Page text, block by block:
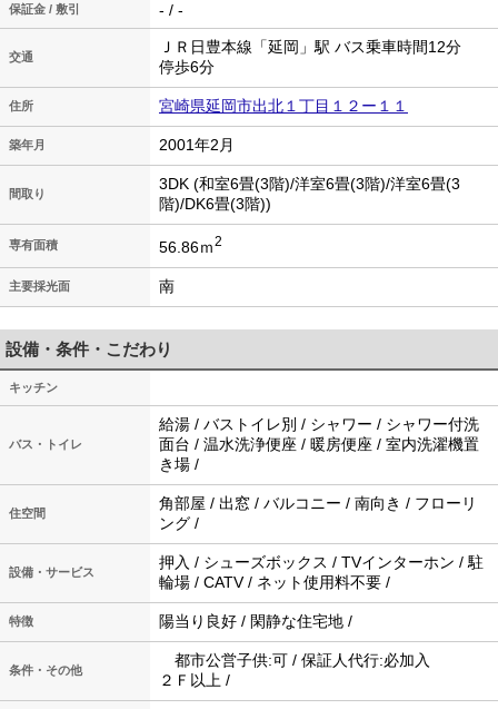
保証金 / 敷引 - / -
交通
ＪＲ日豊本線「延岡」駅 バス乗車時間12分
停歩6分
住所 宮崎県延岡市出北１丁目１２ー１１
築年月 2001年2月
間取り
3DK (和室6畳(3階)/洋室6畳(3階)/洋室6畳(3
階)/DK6畳(3階))
専有面積 56.86ｍ2
主要採光面 南
設備・条件・こだわり
キッチン
バス・トイレ
給湯 / バストイレ別 / シャワー / シャワー付洗
面台 / 温水洗浄便座 / 暖房便座 / 室内洗濯機置
き場 /
住空間
角部屋 / 出窓 / バルコニー / 南向き / フローリ
ング /
設備・サービス
押入 / シューズボックス / TVインターホン / 駐
輪場 / CATV / ネット使用料不要 /
特徴 陽当り良好 / 閑静な住宅地 /
条件・その他
都市公営子供:可 / 保証人代行:必加入
２Ｆ以上 /